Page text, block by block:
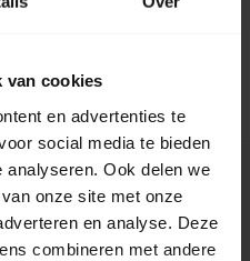
van cookies
en advertenties te
social media te bieden
Ook delen we
onze site met onze
en analyse. Deze
combineren met andere
voor je klaar!